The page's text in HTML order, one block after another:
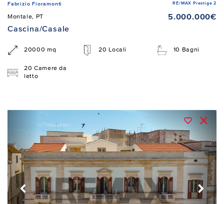
Fabrizio Fioramonti RE/MAX Prestige 2
Montale, PT
5.000.000€
Cascina/Casale
20000 mq 20 Locali 10 Bagni
20 Camere da
letto